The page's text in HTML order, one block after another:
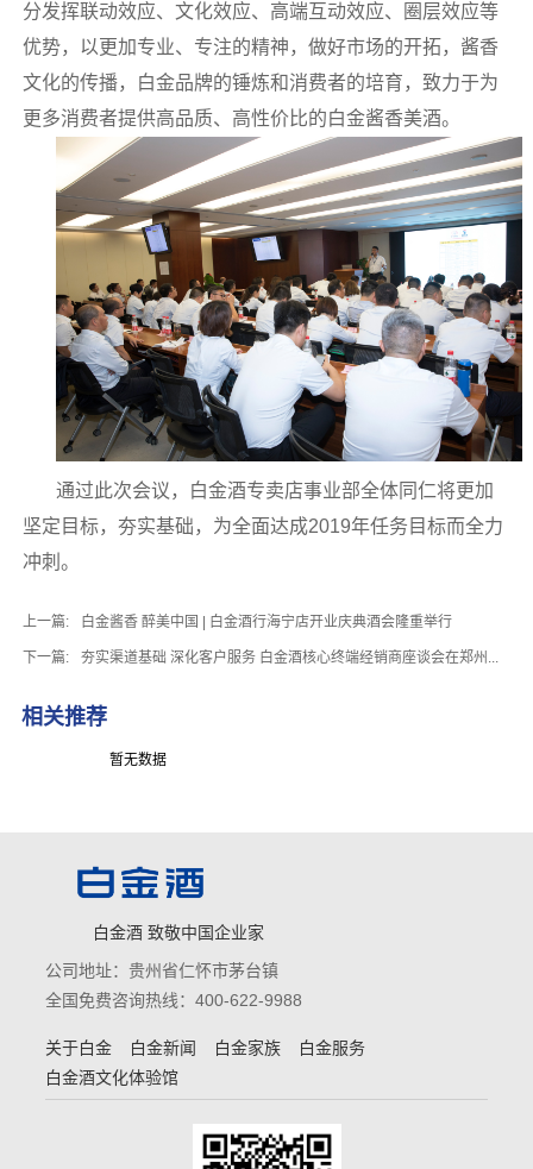
分发挥联动效应、文化效应、高端互动效应、圈层效应等
优势，以更加专业、专注的精神，做好市场的开拓，酱香
文化的传播，白金品牌的锤炼和消费者的培育，致力于为
更多消费者提供高品质、高性价比的白金酱香美酒。
通过此次会议，白金酒专卖店事业部全体同仁将更加
坚定目标，夯实基础，为全面达成2019年任务目标而全力
冲刺。
上一篇: 白金酱香 醉美中国 | 白金酒行海宁店开业庆典酒会隆重举行
下一篇: 夯实渠道基础 深化客户服务 白金酒核心终端经销商座谈会在郑州...
相关推荐
暂无数据
白金酒 致敬中国企业家
公司地址：贵州省仁怀市茅台镇
全国免费咨询热线：400-622-9988
关于白金 白金新闻 白金家族
白金服务
白金酒文化体验馆